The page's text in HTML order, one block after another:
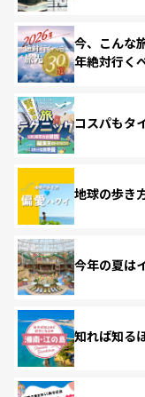
今、こんな
年絶対行く
コスパもタ
地球の歩き
今年の夏は
知れば知る